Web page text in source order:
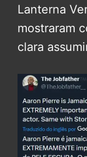
Lanterna
mostraram
clara